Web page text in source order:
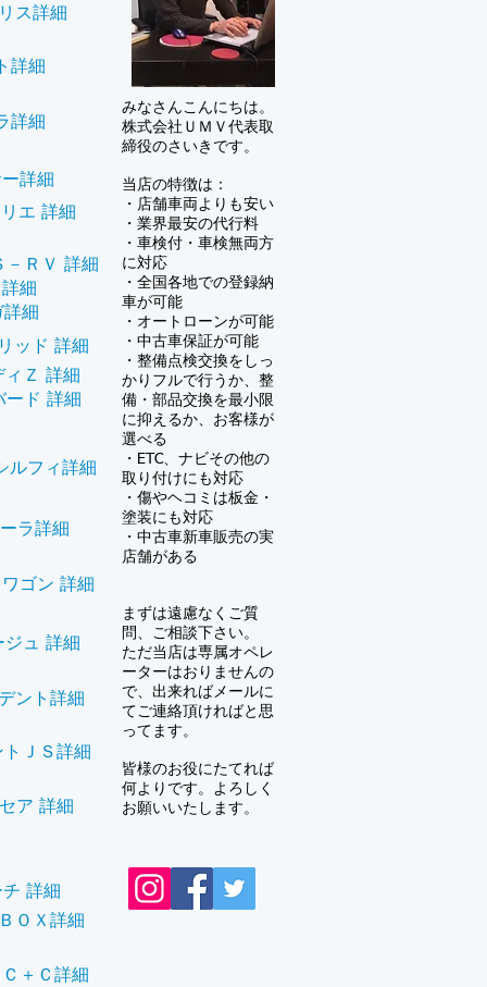
ジュ 詳細
ゴン 詳細
ラ詳細
ルフィ詳細
ード 詳細
ィＺ 詳細
ッド 詳細
詳細
細
－ＲＶ 詳細
エ 詳細
詳細
詳細
詳細
ス詳細
チ 詳細
ＯＸ詳細
ア 詳細
ＪＳ詳細
ント詳細
＋Ｃ詳細
みなさんこんにちは。
株式会社ＵＭＶ 代表取
締役のさいきです。
当店の特徴は：
・店舗車両よりも安い
・業界最安の代行料
・車検付・車検無両方
に対応
・全国各地での登録納
車が可能
・オートローンが可能
・中古車保証が可能
​・ 整備点検交換をしっ
かりフルで行うか、整
備・部品交換を最小限
に抑えるか、お客様が
選べる
・ETC、ナビその他の
取り付けにも対応
・傷やヘコミは板金・
塗装にも対応
​・中古車新車販売の実
店舗がある
まずは遠慮なくご質
問、ご相談下さい。
ただ当店は専属オペレ
ーターはおりませんの
で、出来ればメールに
てご連絡頂ければと思
ってます。
皆様のお役にたてれば
何よりです。よろしく
お願いいたします。